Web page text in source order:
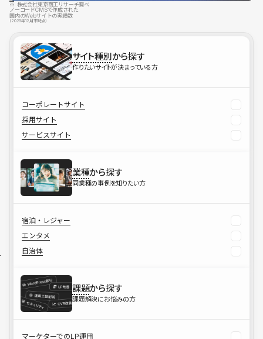
※ 株式会社東京商工リサーチ調べ
ノーコードCMSで作成された
国内のWebサイトの実績数
（2025年12月末時点）
サイト種別から探す
作りたいサイトが決まっている方
コーポレートサイト
採用サイト
サービスサイト
業種から探す
同業種の事例を知りたい方
宿泊・レジャー
エンタメ
自治体
課題から探す
課題解決にお悩みの方
マーケターでのLP運用